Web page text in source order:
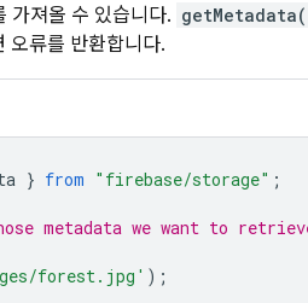
가져올 수 있습니다.
오류를 반환합니다.
} from "firebase/storage" ;
metadata we want to
forest.jpg' );